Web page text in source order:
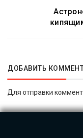
ДОБАВИТЬ
Для отправки